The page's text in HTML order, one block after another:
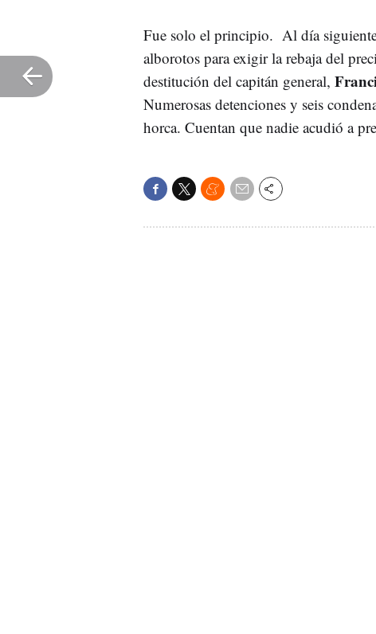
Fue solo el principio. Al día
alborotos para exigir la rebaja del
destitución del capitán general,
Numerosas detenciones y seis
horca. Cuentan que nadie acudió a